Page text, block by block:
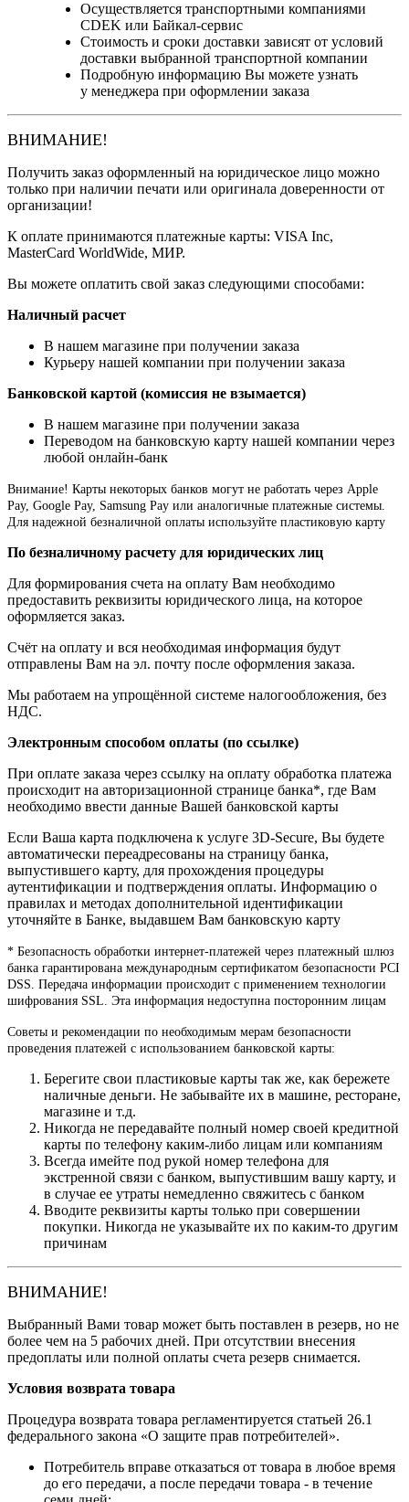
Осуществляется транспортными компаниями
CDEK или Байкал-сервис
Стоимость и сроки доставки зависят от условий
доставки выбранной транспортной компании
Подробную информацию Вы можете узнать
у менеджера при оформлении заказа
ВНИМАНИЕ!
Получить заказ оформленный на юридическое лицо можно
только при наличии печати или оригинала доверенности от
организации!
К оплате принимаются платежные карты: VISA Inc,
MasterCard WorldWide, МИР.
Вы можете оплатить свой заказ следующими способами:
Наличный расчет
В нашем магазине при получении заказа
Курьеру нашей компании при получении заказа
Банковской картой (комиссия не взымается)
В нашем магазине при получении заказа
Переводом на банковскую карту нашей компании через
любой онлайн-банк
Внимание! Карты некоторых банков могут не работать через Apple
Pay, Google Pay, Samsung Pay или аналогичные платежные системы.
Для надежной безналичной оплаты используйте пластиковую карту
По безналичному расчету для юридических лиц
Для формирования счета на оплату Вам необходимо
предоставить реквизиты юридического лица, на которое
оформляется заказ.
Счёт на оплату и вся необходимая информация будут
отправлены Вам на эл. почту после оформления заказа.
Мы работаем на упрощённой системе налогообложения, без
НДС.
Электронным способом оплаты (по ссылке)
При оплате заказа через ссылку на оплату обработка платежа
происходит на авторизационной странице банка*, где Вам
необходимо ввести данные Вашей банковской карты
Если Ваша карта подключена к услуге 3D-Secure, Вы будете
автоматически переадресованы на страницу банка,
выпустившего карту, для прохождения процедуры
аутентификации и подтверждения оплаты. Информацию о
правилах и методах дополнительной идентификации
уточняйте в Банке, выдавшем Вам банковскую карту
* Безопасность обработки интернет-платежей через платежный шлюз
банка гарантирована международным сертификатом безопасности PCI
DSS. Передача информации происходит с применением технологии
шифрования SSL. Эта информация недоступна посторонним лицам
Советы и рекомендации по необходимым мерам безопасности
проведения платежей с использованием банковской карты:
Берегите свои пластиковые карты так же, как бережете
наличные деньги. Не забывайте их в машине, ресторане,
магазине и т.д.
Никогда не передавайте полный номер своей кредитной
карты по телефону каким-либо лицам или компаниям
Всегда имейте под рукой номер телефона для
экстренной связи с банком, выпустившим вашу карту, и
в случае ее утраты немедленно свяжитесь с банком
Вводите реквизиты карты только при совершении
покупки. Никогда не указывайте их по каким-то другим
причинам
ВНИМАНИЕ!
Выбранный Вами товар может быть поставлен в резерв, но не
более чем на 5 рабочих дней. При отсутствии внесения
предоплаты или полной оплаты счета резерв снимается.
Условия возврата товара
Процедура возврата товара регламентируется статьей 26.1
федерального закона «О защите прав потребителей».
Потребитель вправе отказаться от товара в любое время
до его передачи, а после передачи товара - в течение